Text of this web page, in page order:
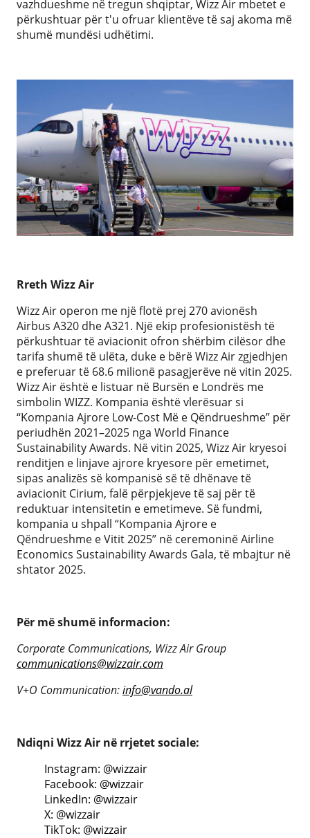
vazhdueshme në tregun shqiptar, Wizz Air mbetet e
përkushtuar për t'u ofruar klientëve të saj akoma më
shumë mundësi udhëtimi.
Rreth Wizz Air
Wizz Air operon me një flotë prej 270 avionësh
Airbus A320 dhe A321. Një ekip profesionistësh të
përkushtuar të aviacionit ofron shërbim cilësor dhe
tarifa shumë të ulëta, duke e bërë Wizz Air zgjedhjen
e preferuar të 68.6 milionë pasagjerëve në vitin 2025.
Wizz Air është e listuar në Bursën e Londrës me
simbolin WIZZ. Kompania është vlerësuar si
“Kompania Ajrore Low-Cost Më e Qëndrueshme” për
periudhën 2021–2025 nga World Finance
Sustainability Awards. Në vitin 2025, Wizz Air kryesoi
renditjen e linjave ajrore kryesore për emetimet,
sipas analizës së kompanisë së të dhënave të
aviacionit Cirium, falë përpjekjeve të saj për të
reduktuar intensitetin e emetimeve. Së fundmi,
kompania u shpall “Kompania Ajrore e
Qëndrueshme e Vitit 2025” në ceremoninë Airline
Economics Sustainability Awards Gala, të mbajtur në
shtator 2025.
Për më shumë informacion:
Corporate Communications, Wizz Air Group
communications@wizzair.com
V+O Communication:info@vando.al
Ndiqni Wizz Air në rrjetet sociale:
Instagram: @wizzair
Facebook: @wizzair
LinkedIn: @wizzair
X: @wizzair
TikTok: @wizzair